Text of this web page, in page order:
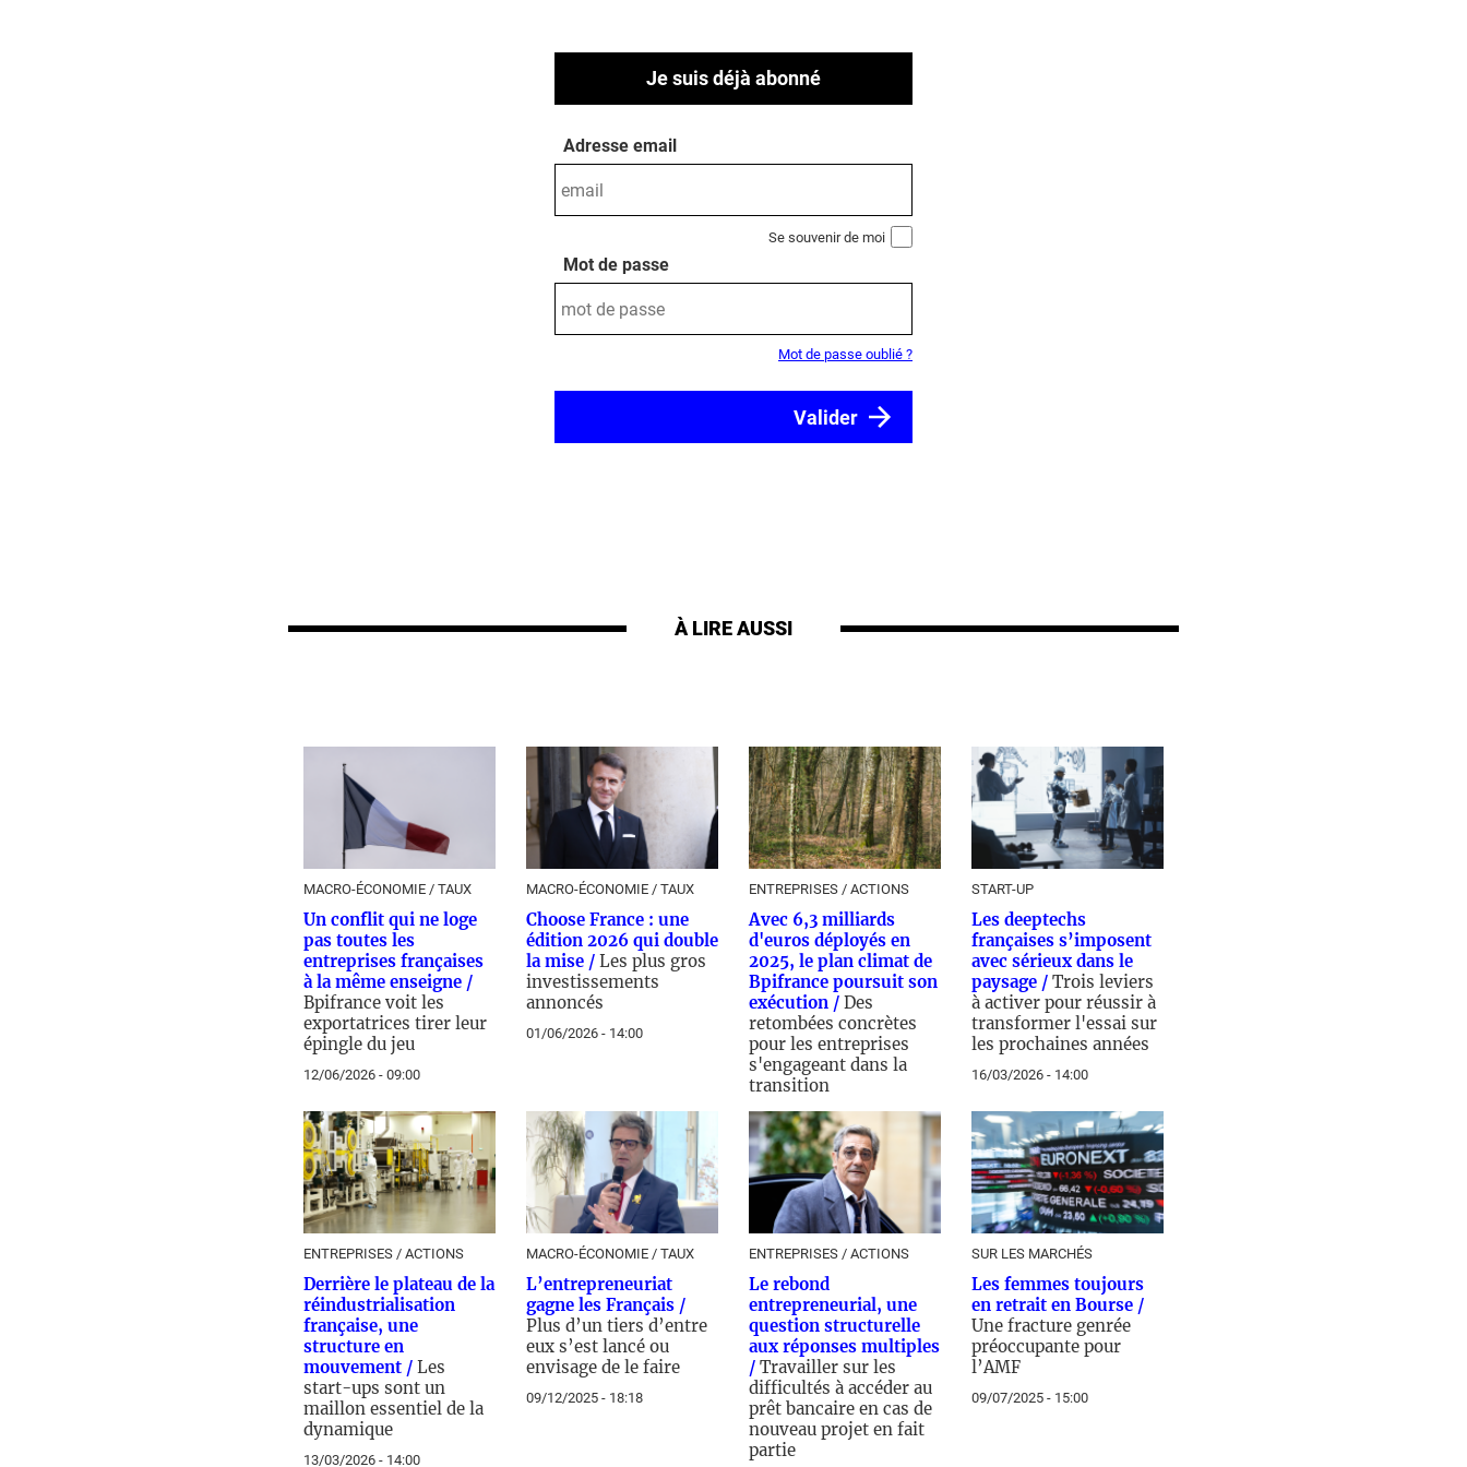
Je suis déjà abonné
Adresse email
Se souvenir de moi
Mot de passe
Mot de passe oublié ?
À LIRE AUSSI
MACRO-ÉCONOMIE / TAUX
Un conflit qui ne loge
pas toutes les
entreprises françaises
à la même enseigne /
Bpifrance voit les
exportatrices tirer leur
épingle du jeu
12/06/2026 - 09:00
MACRO-ÉCONOMIE / TAUX
Choose France : une
édition 2026 qui double
la mise / Les plus gros
investissements
annoncés
01/06/2026 - 14:00
ENTREPRISES / ACTIONS
Avec 6,3 milliards
d'euros déployés en
2025, le plan climat de
Bpifrance poursuit son
exécution / Des
retombées concrètes
pour les entreprises
s'engageant dans la
transition
24/03/2026 - 16:00
START-UP
Les deeptechs
françaises s’imposent
avec sérieux dans le
paysage / Trois leviers
à activer pour réussir à
transformer l'essai sur
les prochaines années
16/03/2026 - 14:00
ENTREPRISES / ACTIONS
Derrière le plateau de la
réindustrialisation
française, une
structure en
mouvement / Les
start-ups sont un
maillon essentiel de la
dynamique
13/03/2026 - 14:00
MACRO-ÉCONOMIE / TAUX
L’entrepreneuriat
gagne les Français /
Plus d’un tiers d’entre
eux s’est lancé ou
envisage de le faire
09/12/2025 - 18:18
ENTREPRISES / ACTIONS
Le rebond
entrepreneurial, une
question structurelle
aux réponses multiples
/ Travailler sur les
difficultés à accéder au
prêt bancaire en cas de
nouveau projet en fait
partie
SUR LES MARCHÉS
Les femmes toujours
en retrait en Bourse /
Une fracture genrée
préoccupante pour
l’AMF
09/07/2025 - 15:00